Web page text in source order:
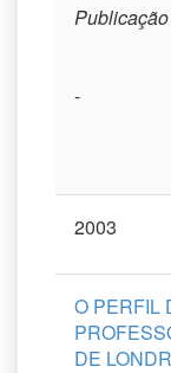
-
2003
O PERFIL
DE